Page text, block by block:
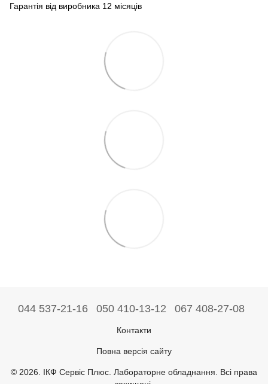
Гарантія від виробника 12 місяців
044 537-21-16 050 410-13-12 067 408-27-08
Контакти
Повна версія сайту
© 2026. ІКФ Сервіс Плюс. Лабораторне обладнання. Всі права